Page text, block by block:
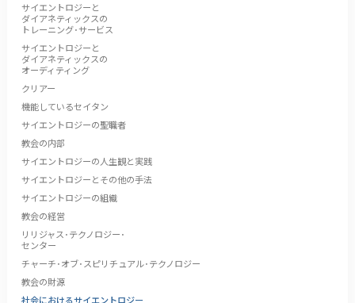
サイエントロジーと
ダイアネティックスの
トレーニング･サービス
サイエントロジーと
ダイアネティックスの
オーディティング
クリアー
機能しているセイタン
サイエントロジーの聖職者
教会の内部
サイエントロジーの人生観と実践
サイエントロジーとその他の手法
サイエントロジーの組織
教会の経営
リリジャス･テクノロジー･
センター
チャーチ･オブ･スピリチュアル･テクノロジー
教会の財源
社会におけるサイエントロジー